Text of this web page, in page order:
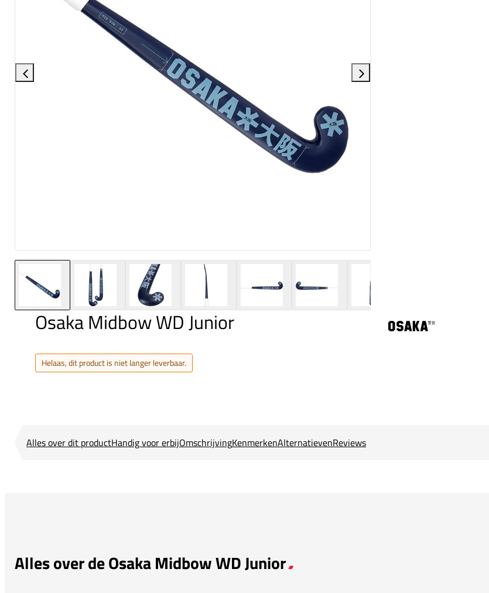
Osaka Midbow WD Junior
Helaas, dit product is niet langer leverbaar.
Alles over dit productHandig voor erbijOmschrijvingKenmerkenAlternatievenReviews
Alles over de Osaka Midbow WD Junior